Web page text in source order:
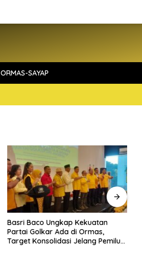
ORMAS-SAYAP
Basri Baco Ungkap Kekuatan
Partai Golkar Ada di Ormas,
Target Konsolidasi Jelang Pemilu